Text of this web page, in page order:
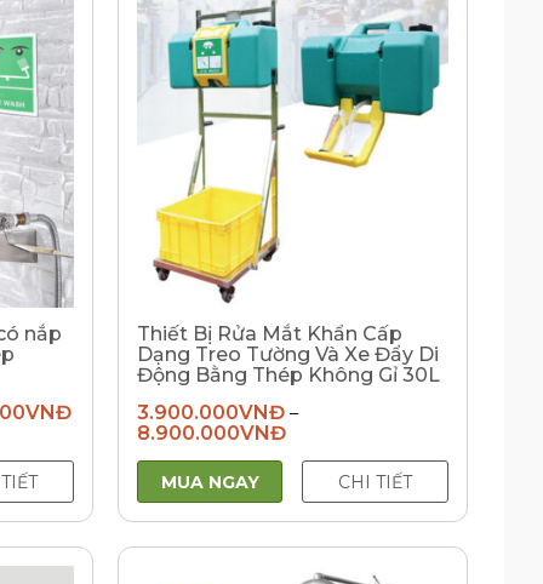
nắp
VNĐ
Thiết Bị Rửa Mắt Khẩn Cấp
Dạng Treo Tường Và Xe Đẩy Di
Động Bằng Thép Không Gỉ 30L
3.900.000VNĐ–
8.900.000VNĐ
MUA NGAY CHI TIẾT